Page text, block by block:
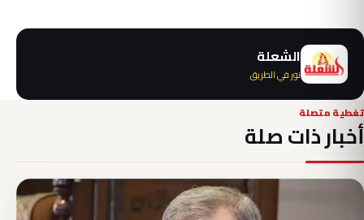
الشعلة
نور في الطريق
تغطية متصلة
أخبار ذات صلة